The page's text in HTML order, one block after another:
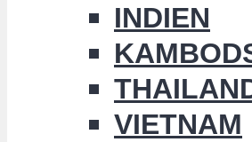
INDIEN
VIETNAM